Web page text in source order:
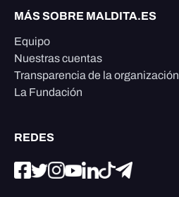
MÁS SOBRE MALDITA.ES
Equipo
Nuestras cuentas
Transparencia de la organización
La Fundación
REDES